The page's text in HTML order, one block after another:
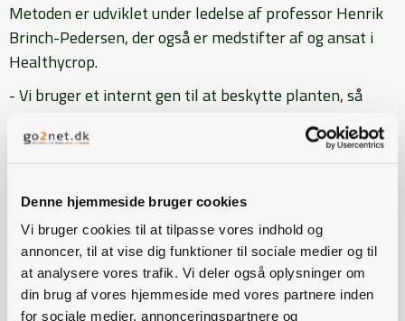
Denne hjemmeside bruger cookies
Vi bruger cookies til at tilpasse vores indhold og
annoncer, til at vise dig funktioner til sociale medier og til
at analysere vores trafik. Vi deler også oplysninger om
din brug af vores hjemmeside med vores partnere inden
for sociale medier, annonceringspartnere og
Metoden er udviklet under ledelse af professor Henrik
Brinch-Pedersen, der også er medstifter af og ansat i
Healthycrop.
- Vi bruger et internt gen til at beskytte planten, så
grundlæggende har planten mekanismen i sig allerede.
Vi hjælper den bare med at bruge mekanismen mere, så
den kan beskytte sig selv mod at blive angrebet,
forklarer Henrik Brinch-Pedersen.
Forskerne er allerede langt fremme med at afprøve
metoden på majs og byg, og teamet arbejder
sideløbende på at finde løsninger for kartofler,
sojabønner og hvede. Det forventes, at genet kan